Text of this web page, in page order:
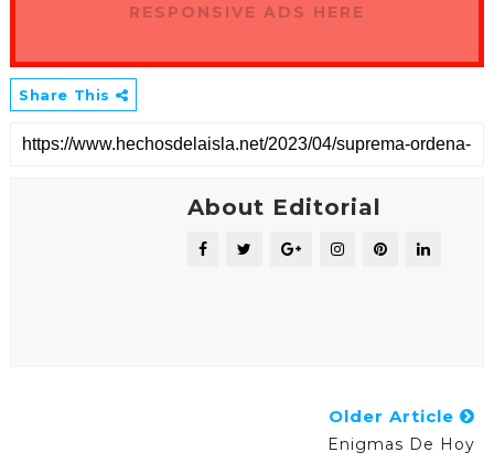
RESPONSIVE ADS HERE
Share This
About Editorial
Older Article
Enigmas De Hoy